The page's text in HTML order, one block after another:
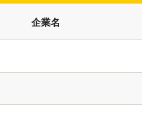
企業名